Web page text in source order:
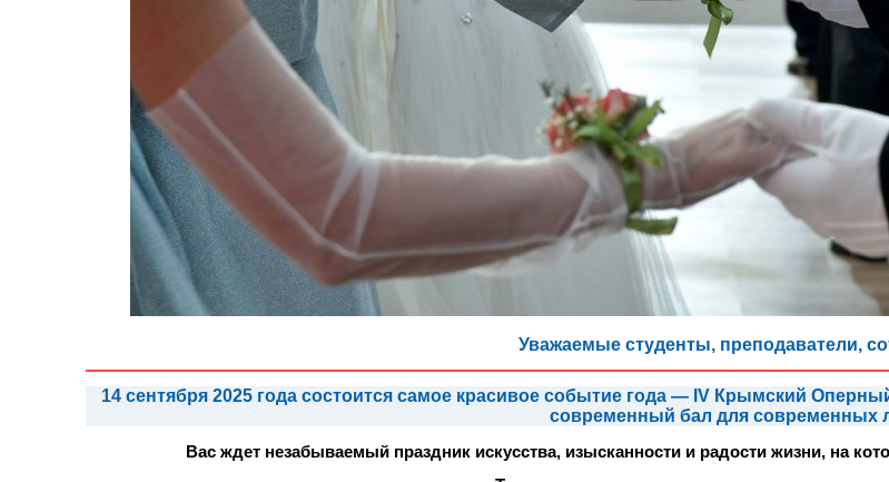
Уважаемые студенты, преподаватели,
14 сентября 2025 года состоится самое красивое событие года — IV Крымский
современный бал для современных
Вас ждет незабываемый праздник искусства, изысканности и радости жизни, на